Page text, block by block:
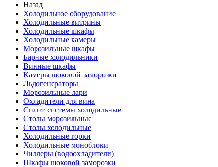
Назад
Холодильное оборудование
Холодильные витрины
Холодильные шкафы
Холодильные камеры
Морозильные шкафы
Барные холодильники
Винные шкафы
Камеры шоковой заморозки
Льдогенераторы
Морозильные лари
Охладители для вина
Сплит-системы холодильные
Столы морозильные
Столы холодильные
Холодильные горки
Холодильные моноблоки
Чиллеры (водоохладители)
Шкафы шоковой заморозки